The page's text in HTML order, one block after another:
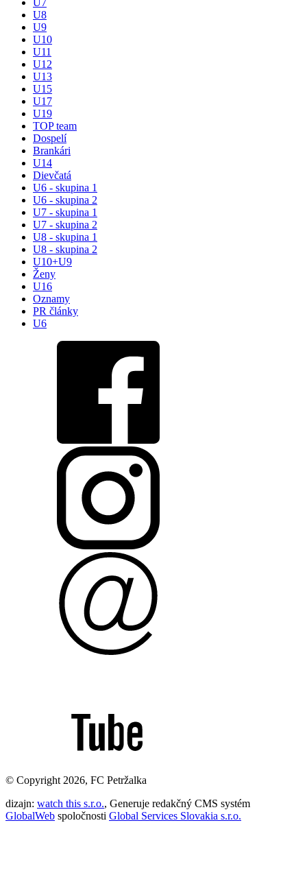
U8
U9
U10
U11
U12
U13
U15
U17
U19
TOP team
Dospelí
Brankári
U14
Dievčatá
U6 - skupina 1
U6 - skupina 2
U7 - skupina 1
U7 - skupina 2
U8 - skupina 1
U8 - skupina 2
U10+U9
Ženy
U16
Oznamy
PR články
U6
© Copyright 2026, FC Petržalka
dizajn: watch this s.r.o., Generuje redakčný CMS systém
GlobalWeb spoločnosti Global Services Slovakia s.r.o.